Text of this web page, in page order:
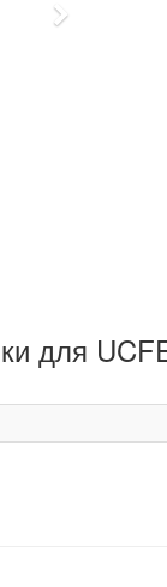
Наступний
для